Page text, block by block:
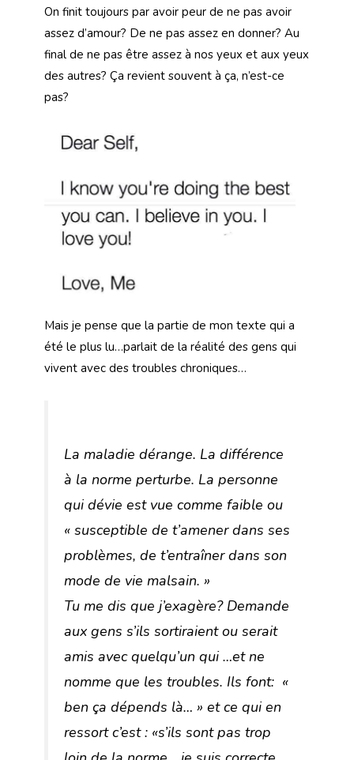
On finit toujours par avoir peur de ne pas avoir
assez d’amour? De ne pas assez en donner? Au
final de ne pas être assez à nos yeux et aux yeux
des autres? Ça revient souvent à ça, n’est-ce
pas?
Mais je pense que la partie de mon texte qui a
été le plus lu…parlait de la réalité des gens qui
vivent avec des troubles chroniques…
La maladie dérange. La différence
à la norme perturbe. La personne
qui dévie est vue comme faible ou
« susceptible de t’amener dans ses
problèmes, de t’entraîner dans son
mode de vie malsain. »
Tu me dis que j’exagère? Demande
aux gens s’ils sortiraient ou serait
amis avec quelqu’un qui …et ne
nomme que les troubles. Ils font: «
ben ça dépends là… » et ce qui en
ressort c’est : «s’ils sont pas trop